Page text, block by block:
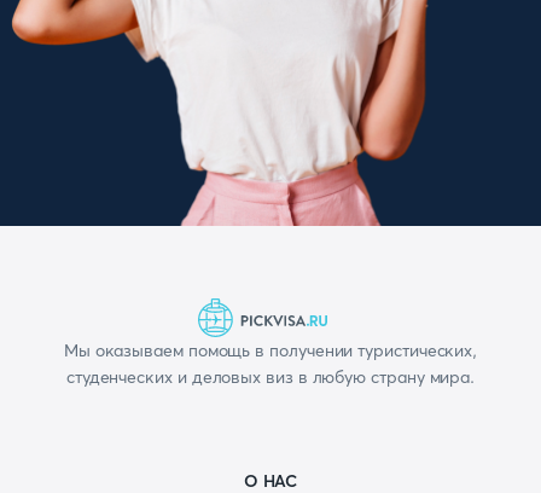
Мы оказываем помощь в получении туристических,
студенческих и деловых виз в любую страну мира.
О НАС